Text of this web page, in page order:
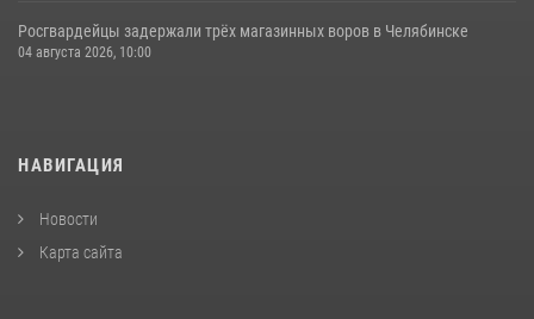
Росгвардейцы задержали трёх магазинных воров в Челябинске
04 августа 2026, 10:00
НАВИГАЦИЯ
Новости
Карта сайта